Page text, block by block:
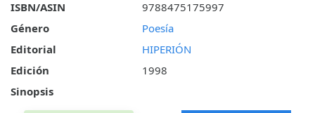
ISBN/ASIN
9788475175997
Género
Poesía
Editorial
HIPERIÓN
Edición
1998
Sinopsis